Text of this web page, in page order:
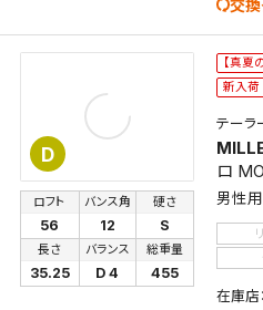
交換
D
【真
新入荷
テーラ
ロ
男性
ロフト
56
バンス角
12
硬さ
S
長さ
35.25
バランス
D 4
総重量
455
在庫店